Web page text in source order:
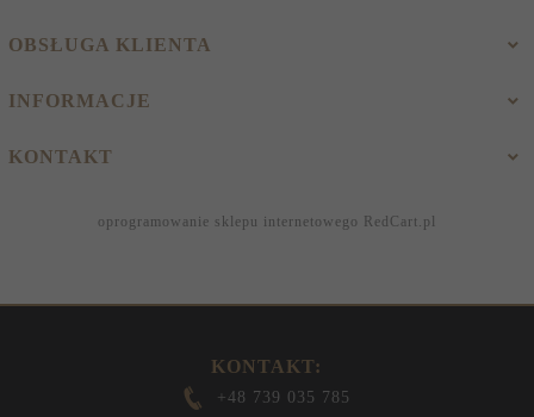
OBSŁUGA KLIENTA
INFORMACJE
KONTAKT
oprogramowanie sklepu internetowego RedCart.pl
KONTAKT:
+48 739 035 785